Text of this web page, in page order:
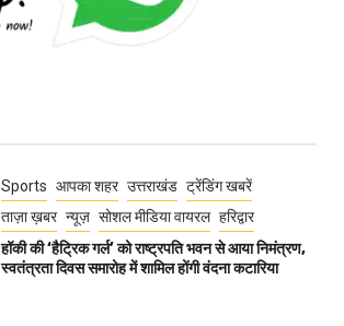
Sports आपका शहर उत्तराखंड ट्रेंडिंग खबरें
ताज़ा ख़बर न्यूज़ सोशल मीडिया वायरल हरिद्वार
हॉकी की ‘हैट्रिक गर्ल’ को राष्ट्रपति भवन से आया निमंत्रण,
स्वतंत्रता दिवस समारोह में शामिल होंगी वंदना कटारिया